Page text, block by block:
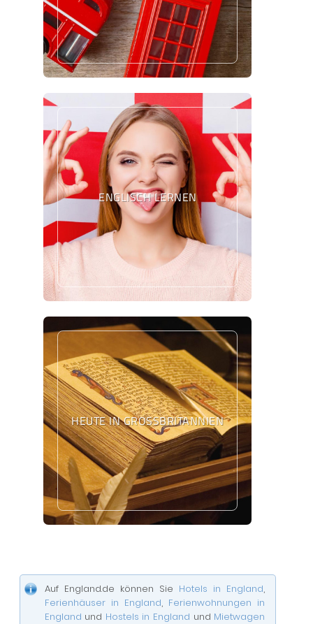
ENGLISCH LERNEN
HEUTE IN GROSSBRITANNIEN
Auf England.de können Sie Hotels in England,
Ferienhäuser in England, Ferienwohnungen in
England und Hostels in England und Mietwagen